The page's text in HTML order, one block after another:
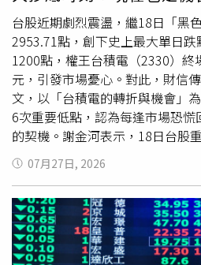
險、科幻，甚至連黑色幽默的荒
變換樣貌接連登場，讓人片刻都
電影已經結束，但觀影全程我都
再度印證本片令人屏息、全程無
與口碑持續延燒，《希望：末日
不斷。在上週舉辦的戲院對談活
《Moving異能》原著作家暨影集
的是，兩人目前也正合作拍攝《
這場對談格外引發影迷關注。活
盛讚本片「真的很好看。」更透
篤，笑說：「我知道他的電話，
不到『沒有彼此活不下去』的程
友。」談到趙寅成接連演出本片
台股近期劇烈震盪，繼18日「黑
2953.71點，創下史上最大單日
1200點，權王台積電（2330）終
元，引發市場憂心。對此，財信
文，以「台積電的轉折與機會」
6次重要低點，認為每逢市場恐
的契機。謝金河表示，18日台股
中最低跌至2290元，市場瀰漫恐
若回顧台積電過去20年的股價走
空、股價劇烈修正時，反而都是
到，2008年全球金融海嘯期間，
元，不僅創下歷史最低價，也成
機。接著2015年記憶體產業低迷
07月27日, 2026